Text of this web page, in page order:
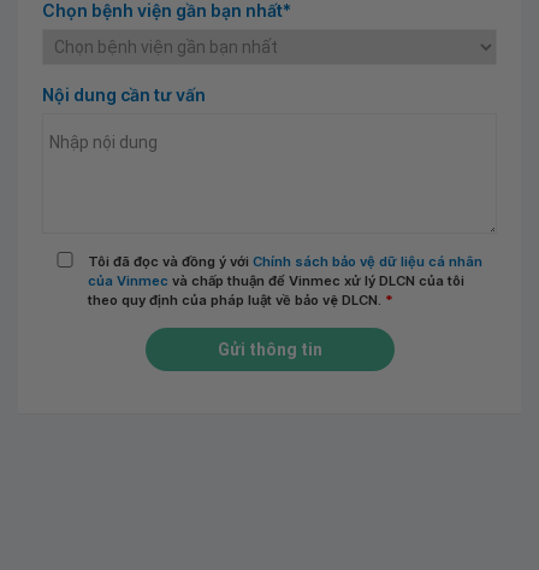
Chọn bệnh viện gần bạn nhất*
Nội dung cần tư vấn
Tôi đã đọc và đồng ý với Chính sách bảo vệ dữ liệu cá nhân
của Vinmec và chấp thuận để Vinmec xử lý DLCN của tôi
theo quy định của pháp luật về bảo vệ DLCN. *
Gửi thông tin